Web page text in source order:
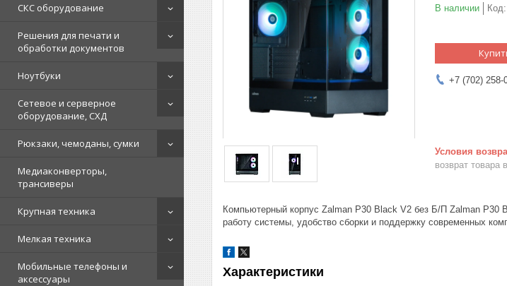
СКС оборудование
Решения для печати и
обработки документов
Ноутбуки
Сетевое и серверное
оборудование, СХД
Рюкзаки, чемоданы, сумки
Медиаконверторы,
трансиверы
Крупная техника
Мелкая техника
Мобильные телефоны и
аксессуары
В наличии Код:
+7 (702) 258-
возврат товара
Компьютерный корпус Zalman P30 Black V2 без Б/П Zalman P30
работу системы, удобство сборки и поддержку современных
Характеристики